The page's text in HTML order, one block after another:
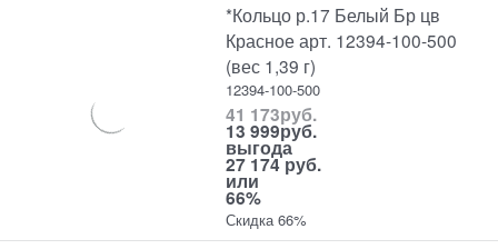
*Кольцо р.17 Белый Бр цв
Красное арт. 12394-100-500
(вес 1,39 г)
12394-100-500
41 173руб.
13 999руб.
выгода
27 174 руб.
или
66%
Скидка 66%